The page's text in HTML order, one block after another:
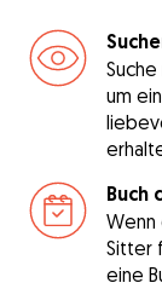
um
Buch
Wenn
Sitter
eine